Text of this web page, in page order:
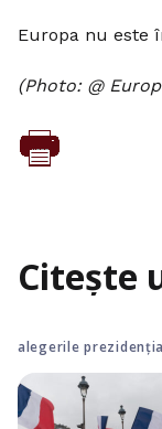
Europa nu este
(Photo: @
Citește
alegerile